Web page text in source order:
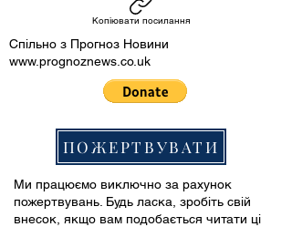
Копіювати посилання
Спільно з Прогноз Новини
www.prognoznews.co.uk
ПОЖЕРТВУВАТИ
Ми працюємо виключно за рахунок
пожертвувань. Будь ласка, зробіть свій
внесок, якщо вам подобається читати ці